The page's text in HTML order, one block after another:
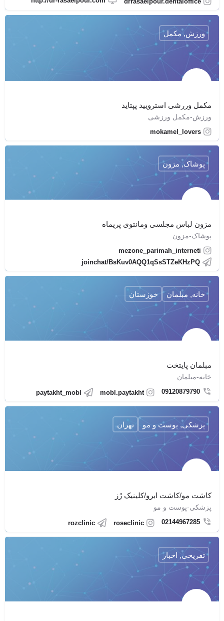
مکمل وررشی استرویید پپتاید
ورزش-مکمل ورزشی
mokamel_lovers
ورزش, مکمل
مزون لباس مجلسی ومانتوی پریماه
پوشاک-مزون
mezone_parimah_interneti
joinchat/BsKuv0AQQ1qSsSTZeKHzPQ
پوشاک, مزون
مبلمان پایتخت
خانه-مبلمان
09120879790
mobl.paytakht
paytakht_mobl
خانه, مبلمان خوزستان
کاشت مو/کاشت ابرو/کلینیک رُز
پزشکی-پوست و مو
02144967285
roseclinic
rozclinic
پزشکی, پوست و مو تهران
تفریحی, اخبار